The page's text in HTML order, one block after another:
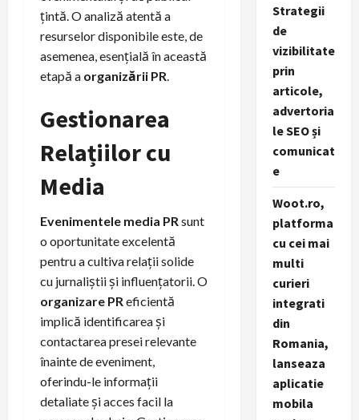
țintă. O analiză atentă a
resurselor disponibile este, de
asemenea, esențială în această
etapă a organizării PR
Gestionarea
Relațiilor cu
Media
Evenimentele media PR sunt
o oportunitate excelentă
pentru a cultiva relații solide
cu jurnaliștii și influențatorii. O
organizare PR eficientă
implică identificarea și
contactarea presei relevante
înainte de eveniment,
oferindu-le informații
detaliate și acces facil la
Strategii
de
vizibilitate
prin
articole,
advertoria
le SEO și
comunicat
e
Woot.ro,
platforma
cu cei mai
multi
curieri
integrati
din
Romania,
lanseaza
aplicatie
mobila